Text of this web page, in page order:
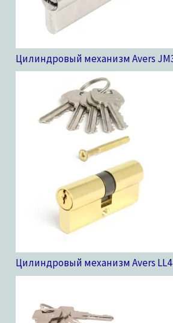
Цилиндровый механизм Avers JM
Цилиндровый механизм Avers LL4